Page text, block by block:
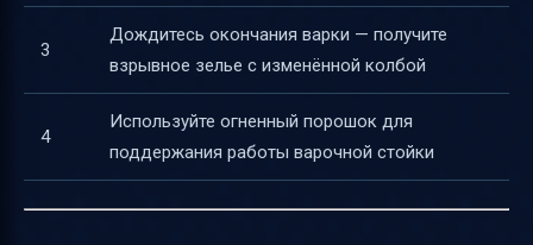
3
Дождитесь окончания варки — получите
взрывное зелье с изменённой колбой
4
Используйте огненный порошок для
поддержания работы варочной стойки